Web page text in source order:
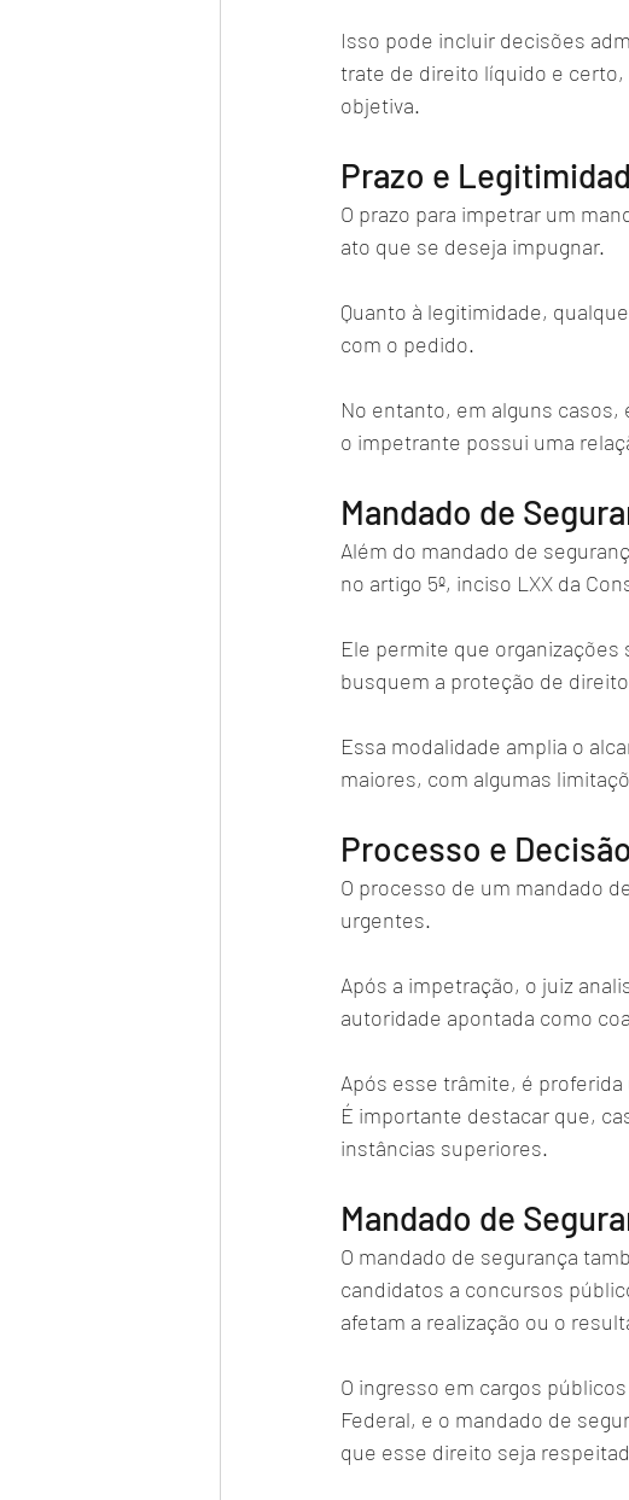
Isso pode incluir decisões
trate de direito líquido e certo,
objetiva.
Prazo e
O prazo para impetrar um
ato que se deseja impugnar.
Quanto à legitimidade,
com o pedido.
No entanto, em alguns
o impetrante possui uma
Mandado de
Além do mandado de
no artigo 5º, inciso LXX da
Ele permite que
busquem a proteção de
Essa modalidade amplia o
maiores, com algumas
Processo e Decisão
O processo de um mandado
urgentes.
Após a impetração, o juiz
autoridade apontada como
Após esse trâmite, é
É importante destacar que,
instâncias superiores.
Mandado de
O mandado de segurança
candidatos a concursos
afetam a realização ou o
O ingresso em cargos
Federal, e o mandado de
que esse direito seja